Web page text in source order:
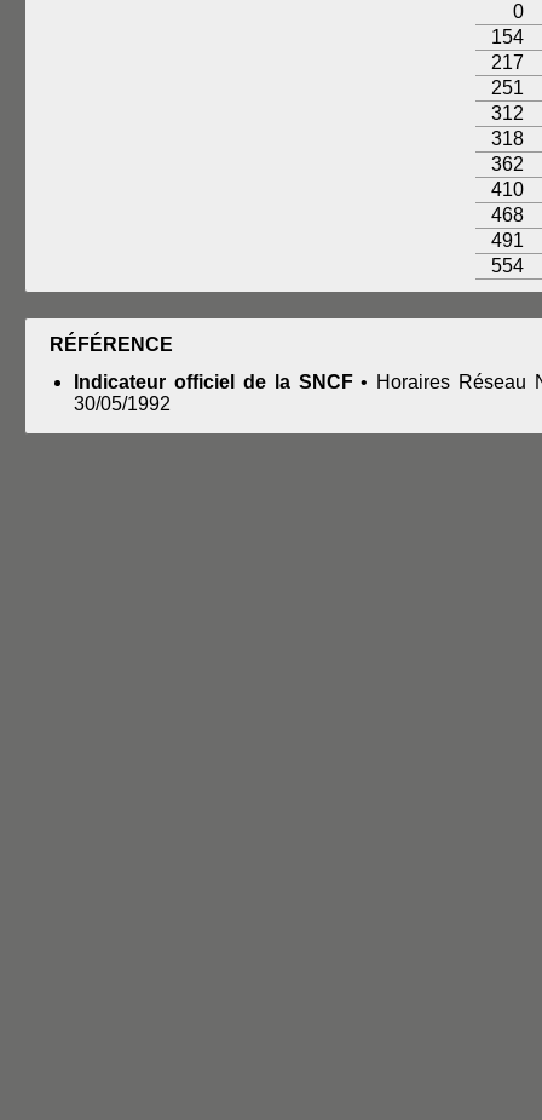
0
154
217
251
312
318
362
410
468
491
554
RÉFÉRENCE
Indicateur officiel de la SNCF• Horaires Réseau
30/05/1992